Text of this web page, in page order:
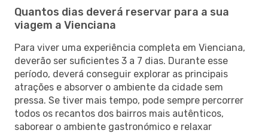
Quantos dias deverá reservar para a sua
viagem a Vienciana
Para viver uma experiência completa em Vienciana,
deverão ser suficientes 3 a 7 dias. Durante esse
período, deverá conseguir explorar as principais
atrações e absorver o ambiente da cidade sem
pressa. Se tiver mais tempo, pode sempre percorrer
todos os recantos dos bairros mais autênticos,
saborear o ambiente gastronómico e relaxar